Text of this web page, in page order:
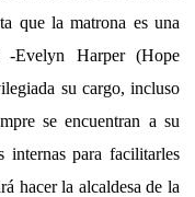
que la matrona es una
-Evelyn Harper (Hope
su cargo, incluso
se encuentran a su
para facilitarles
hacer la alcaldesa de la